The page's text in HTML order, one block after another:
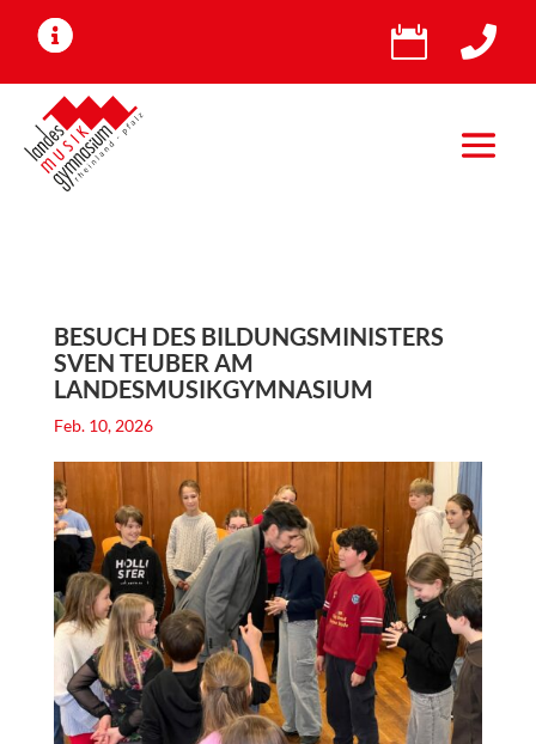
 
BESUCH DES BILDUNGSMINISTERS
SVEN TEUBER AM
LANDESMUSIKGYMNASIUM
Feb. 10, 2026